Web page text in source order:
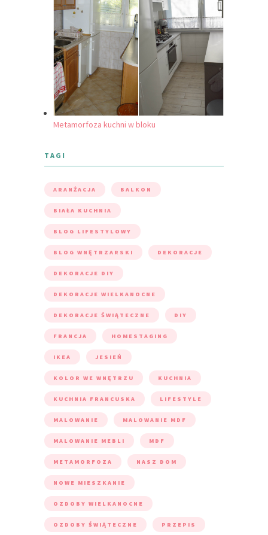
Metamorfoza kuchni w bloku
TAGI
ARANŻACJA BALKON
BIAŁA KUCHNIA
BLOG LIFESTYLOWY
BLOG WNĘTRZARSKI DEKORACJE
DEKORACJE DIY
DEKORACJE WIELKANOCNE
DEKORACJE ŚWIĄTECZNE DIY
FRANCJA HOMESTAGING
IKEA JESIEŃ
KOLOR WE WNĘTRZU KUCHNIA
KUCHNIA FRANCUSKA LIFESTYLE
MALOWANIE MALOWANIE MDF
MALOWANIE MEBLI MDF
METAMORFOZA NASZ DOM
NOWE MIESZKANIE
OZDOBY WIELKANOCNE
OZDOBY ŚWIĄTECZNE PRZEPIS